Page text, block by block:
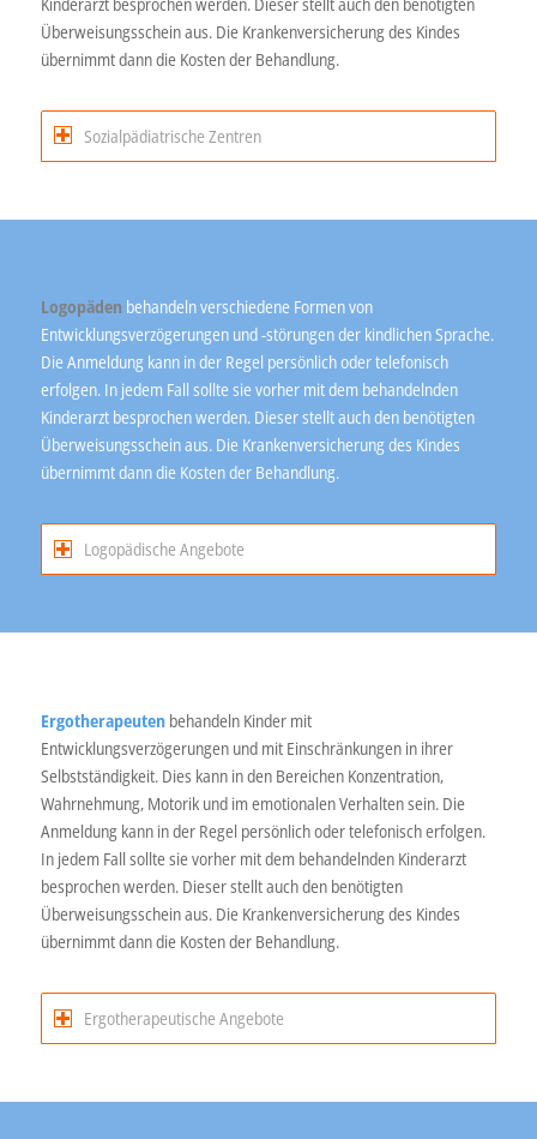
Überweisungsschein aus. Die Krankenversicherung des Kindes
übernimmt dann die Kosten der Behandlung.
Sozialpädiatrische Zentren
Logopäden behandeln verschiedene Formen von
Entwicklungsverzögerungen und -störungen der kindlichen Sprache.
Die Anmeldung kann in der Regel persönlich oder telefonisch
erfolgen. In jedem Fall sollte sie vorher mit dem behandelnden
Kinderarzt besprochen werden. Dieser stellt auch den benötigten
Überweisungsschein aus. Die Krankenversicherung des Kindes
übernimmt dann die Kosten der Behandlung.
Logopädische Angebote
Ergotherapeutenbehandeln Kinder mit
Entwicklungsverzögerungen und mit Einschränkungen in ihrer
Selbstständigkeit. Dies kann in den Bereichen Konzentration,
Wahrnehmung, Motorik und im emotionalen Verhalten sein. Die
Anmeldung kann in der Regel persönlich oder telefonisch erfolgen.
In jedem Fall sollte sie vorher mit dem behandelnden Kinderarzt
besprochen werden. Dieser stellt auch den benötigten
Überweisungsschein aus. Die Krankenversicherung des Kindes
übernimmt dann die Kosten der Behandlung.
Ergotherapeutische Angebote